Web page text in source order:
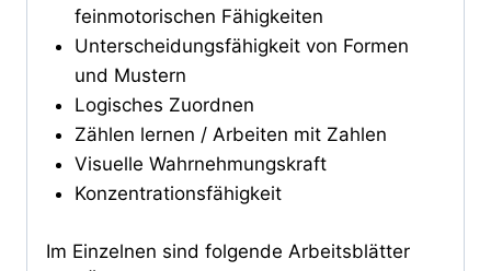
feinmotorischen Fähigkeiten
Unterscheidungsfähigkeit von Formen
und Mustern
Logisches Zuordnen
Zählen lernen / Arbeiten mit Zahlen
Visuelle Wahrnehmungskraft
Konzentrationsfähigkeit
Im Einzelnen sind folgende Arbeitsblätter